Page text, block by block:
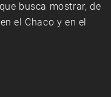
busca mostrar, de
el Chaco y en el